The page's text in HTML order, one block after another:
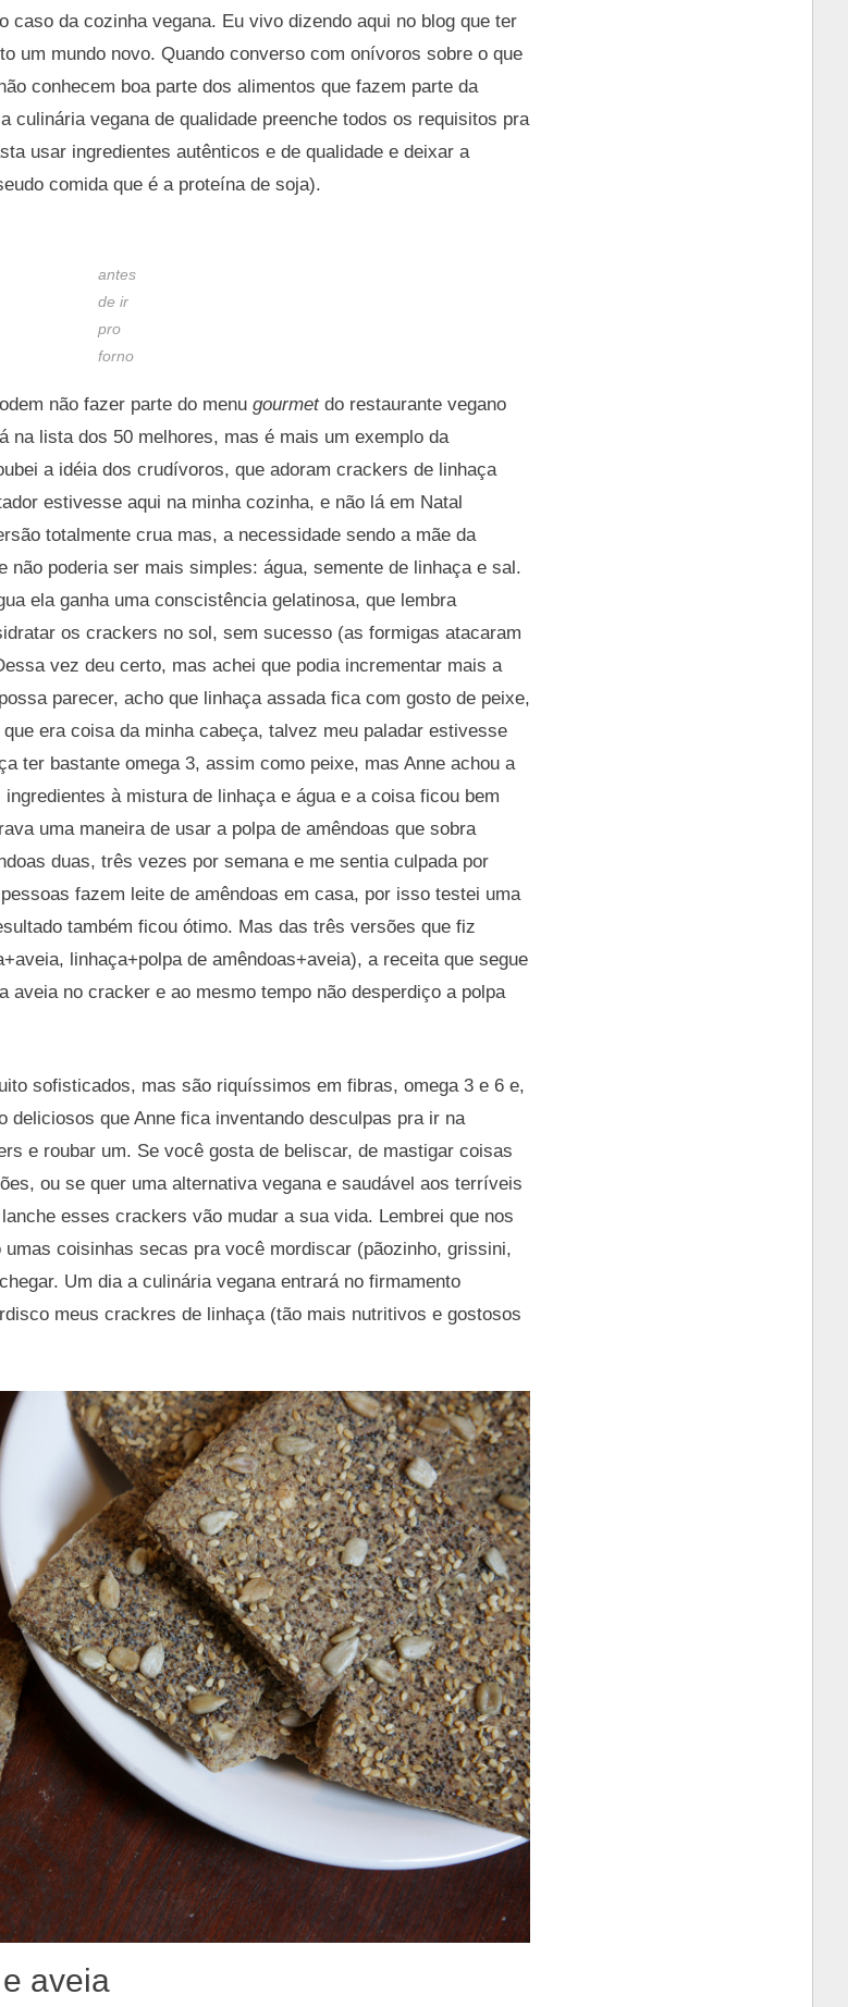
caso da cozinha vegana. Eu vivo dizendo aqui no blog que ter
um mundo novo. Quando converso com onívoros sobre o que
conhecem boa parte dos alimentos que fazem parte da
culinária vegana de qualidade preenche todos os requisitos pra
usar ingredientes autênticos e de qualidade e deixar a
comida que é a proteína de soja).
antes
de ir
pro
forno
não fazer parte do menu gourmetdo restaurante vegano
na lista dos 50 melhores, mas é mais um exemplo da
a idéia dos crudívoros, que adoram crackers de linhaça
estivesse aqui na minha cozinha, e não lá em Natal
totalmente crua mas, a necessidade sendo a mãe da
não poderia ser mais simples: água, semente de linhaça e sal.
ela ganha uma conscistência gelatinosa, que lembra
os crackers no sol, sem sucesso (as formigas atacaram
vez deu certo, mas achei que podia incrementar mais a
parecer, acho que linhaça assada fica com gosto de peixe,
era coisa da minha cabeça, talvez meu paladar estivesse
ter bastante omega 3, assim como peixe, mas Anne achou a
à mistura de linhaça e água e a coisa ficou bem
uma maneira de usar a polpa de amêndoas que sobra
duas, três vezes por semana e me sentia culpada por
fazem leite de amêndoas em casa, por isso testei uma
também ficou ótimo. Mas das três versões que fiz
linhaça+polpa de amêndoas+aveia), a receita que segue
aveia no cracker e ao mesmo tempo não desperdiço a polpa
sofisticados, mas são riquíssimos em fibras, omega 3 e 6 e,
deliciosos que Anne fica inventando desculpas pra ir na
e roubar um. Se você gosta de beliscar, de mastigar coisas
ou se quer uma alternativa vegana e saudável aos terríveis
esses crackers vão mudar a sua vida. Lembrei que nos
coisinhas secas pra você mordiscar (pãozinho, grissini,
Um dia a culinária vegana entrará no firmamento
meus crackres de linhaça (tão mais nutritivos e gostosos
aveia